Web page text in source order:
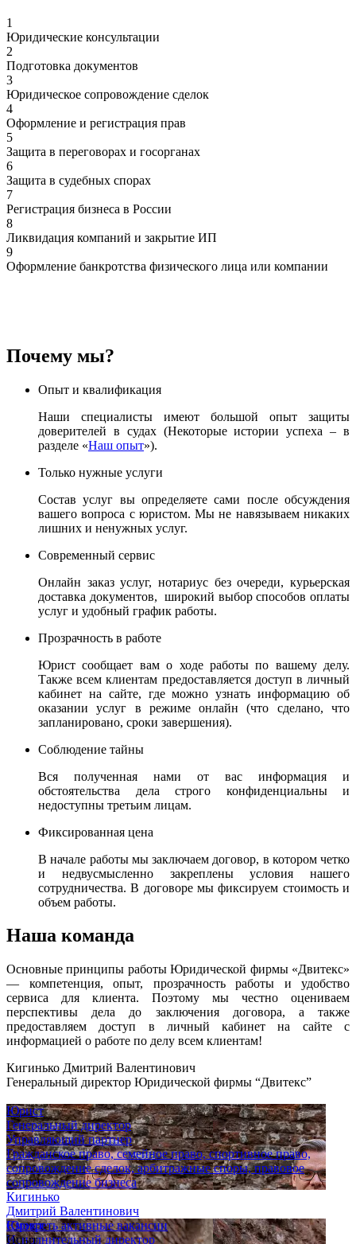
1
Юридические консультации
2
Подготовка документов
3
Юридическое сопровождение сделок
4
Оформление и регистрация прав
5
Защита в переговорах и госорганах
6
Защита в судебных спорах
7
Регистрация бизнеса в России
8
Ликвидация компаний и закрытие ИП
9
Оформление банкротства физического лица или компании
Почему мы?
Опыт и квалификация
Наши специалисты имеют большой опыт защиты
доверителей в судах (Некоторые истории успеха – в
разделе «Наш опыт»).
Только нужные услуги
Состав услуг вы определяете сами после обсуждения
вашего вопроса с юристом. Мы не навязываем никаких
лишних и ненужных услуг.
Современный сервис
Онлайн заказ услуг, нотариус без очереди, курьерская
доставка документов, широкий выбор способов оплаты
услуг и удобный график работы.
Прозрачность в работе
Юрист сообщает вам о ходе работы по вашему делу.
Также всем клиентам предоставляется доступ в личный
кабинет на сайте, где можно узнать информацию об
оказании услуг в режиме онлайн (что сделано, что
запланировано, сроки завершения).
Соблюдение тайны
Вся полученная нами от вас информация и
обстоятельства дела строго конфиденциальны и
недоступны третьим лицам.
Фиксированная цена
В начале работы мы заключаем договор, в котором четко
и недвусмысленно закреплены условия нашего
сотрудничества. В договоре мы фиксируем стоимость и
объем работы.
Наша команда
Основные принципы работы Юридической фирмы «Двитекс»
— компетенция, опыт, прозрачность работы и удобство
сервиса для клиента. Поэтому мы честно оцениваем
перспективы дела до заключения договора, а также
предоставляем доступ в личный кабинет на сайте с
информацией о работе по делу всем клиентам!
Кигинько Дмитрий Валентинович
Генеральный директор Юридической фирмы “Двитекс”
Юрист
Генеральный директор
Управляющий партнер
Гражданское право, семейное право, спортивное право,
сопровождение сделок, арбитражные споры, правовое
сопровождение бизнеса
Кигинько
Дмитрий Валентинович
Юрист
Исполнительный директор
Смотреть активные вакансии
Опыт